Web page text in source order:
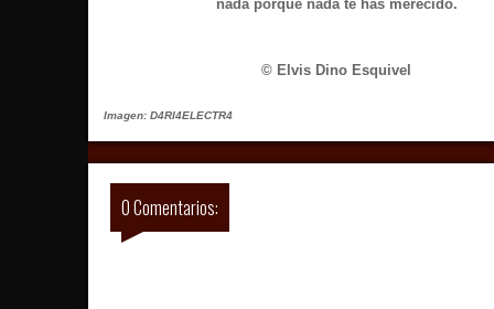
nada porque nada te has merecido.
© Elvis Dino Esquivel
Imagen: D4RI4ELECTR4
0 Comentarios: